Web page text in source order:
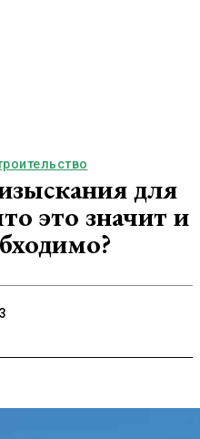
для
это значит и